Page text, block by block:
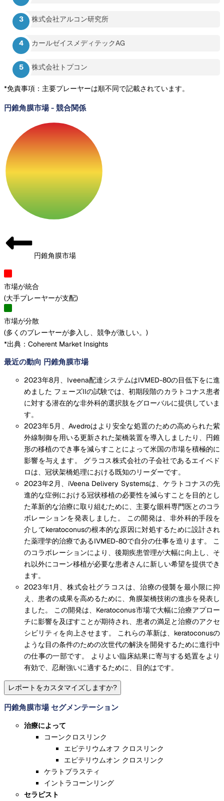
株式会社アルコン研究所
カールゼイスメディテックAG
株式会社トプコン
*免責事項：主要プレーヤーは順不同で記載されています。
円錐角膜市場- 競合関係
円錐角膜市場
市場が統合
(大手プレーヤーが支配)
市場が分散
(多くのプレーヤーが参入し、競争が激しい。 )
*出典：Coherent Market Insights
最近の動向 円錐角膜市場
2023年8月、Iveena配達システムはIVMED-80の目低下をに進
めました フェーズIIの試験では、初期段階のカラトコナス患者
に対する潜在的な非外科的選択肢をグローバルに提供していま
す。
2023年5月、Avedroはより安全な処置のための高められた紫
外線制御を用いる更新された架橋装置を導入しましたり、円錐
形の移植のでき事を減らすことによって米国の市場を積極的に
影響を与えます。 グラコス株式会社の子会社であるエイベド
ロは、冠状架橋処理における既知のリーダーです。
2023年2月、iVeena Delivery Systemsは、ケラトコナスの先
進的な症例における冠状移植の必要性を減らすことを目的とし
た革新的な治療に取り組むために、主要な眼科専門医とのコラ
ボレーションを発表しました。 この開発は、非外科的手段を
介してkeratoconusの根本的な原因に対処するために設計され
た薬理学的治療であるIVMED-80で自分の仕事を造ります。 こ
のコラボレーションにより、後期疾患管理が大幅に向上し、そ
れ以外にコーン移植が必要な患者さんに新しい希望を提供でき
ます。
2023年1月、株式会社グラコスは、治療の侵襲を最小限に抑
え、患者の成果を高めるために、角膜架橋技術の進歩を発表し
ました。 この開発は、Keratoconus市場で大幅に治療アプロー
チに影響を及ぼすことが期待され、患者の満足と治療のアクセ
シビリティを向上させます。 これらの革新は、keratoconusの
ような目の条件のための次世代の解決を開発するために進行中
の仕事の一部です。 よりよい臨床結果に寄与する処置をより
有効で、忍耐強いに適するために、目的はです。
レポートをカスタマイズしますか?
円錐角膜市場 セグメンテーション
治療によって
コーンクロスリンク
エピテリウムオフ クロスリンク
エピテリウムオン クロスリンク
ケラトプラスティ
イントラコーンリング
セラピスト